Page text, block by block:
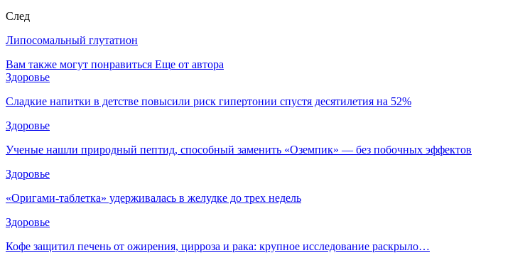
След
Липосомальный глутатион
Вам также могут понравиться Еще от автора
Здоровье
Сладкие напитки в детстве повысили риск гипертонии спустя десятилетия на 52%
Здоровье
Ученые нашли природный пептид, способный заменить «Оземпик» — без побочных эффектов
Здоровье
«Оригами-таблетка» удерживалась в желудке до трех недель
Здоровье
Кофе защитил печень от ожирения, цирроза и рака: крупное исследование раскрыло…